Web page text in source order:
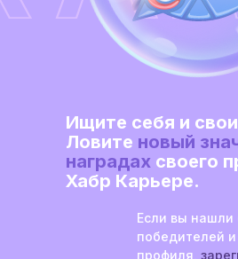
Ищите себя и
Ловите новый
наградах своего
Хабр Карьере.
Если вы нашли
победителей
профиля,